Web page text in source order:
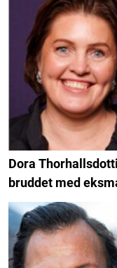
Dora
bruddet med